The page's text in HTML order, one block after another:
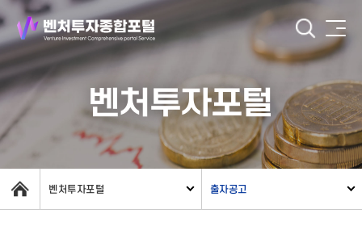
벤처투자포털
벤처투자포털 출자공고